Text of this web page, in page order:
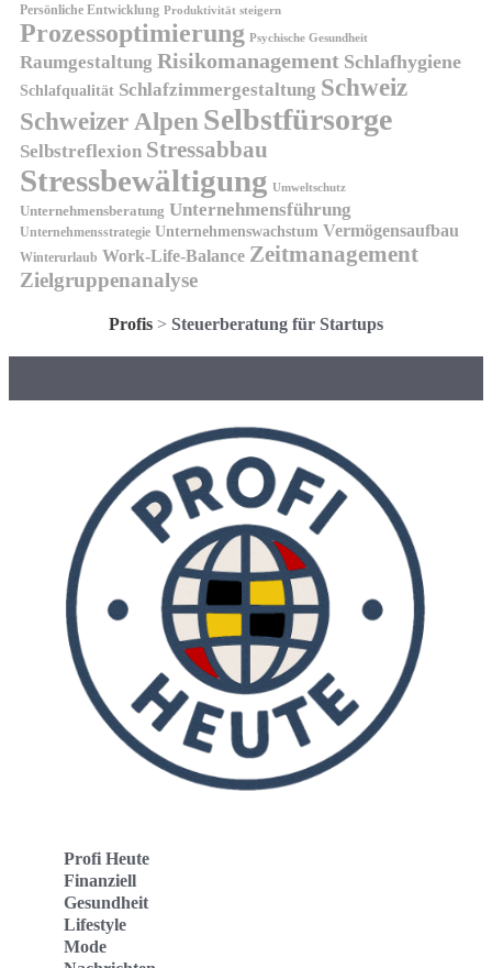
Persönliche Entwicklung Produktivität steigern
Prozessoptimierung Psychische Gesundheit
Raumgestaltung Risikomanagement Schlafhygiene
Schlafqualität Schlafzimmergestaltung Schweiz
Schweizer Alpen Selbstfürsorge
Selbstreflexion Stressabbau
Stressbewältigung Umweltschutz
Unternehmensberatung Unternehmensführung
Unternehmensstrategie Unternehmenswachstum Vermögensaufbau
Winterurlaub Work-Life-Balance Zeitmanagement
Zielgruppenanalyse
Profis > Steuerberatung für Startups
Profi Heute
Finanziell
Gesundheit
Lifestyle
Mode